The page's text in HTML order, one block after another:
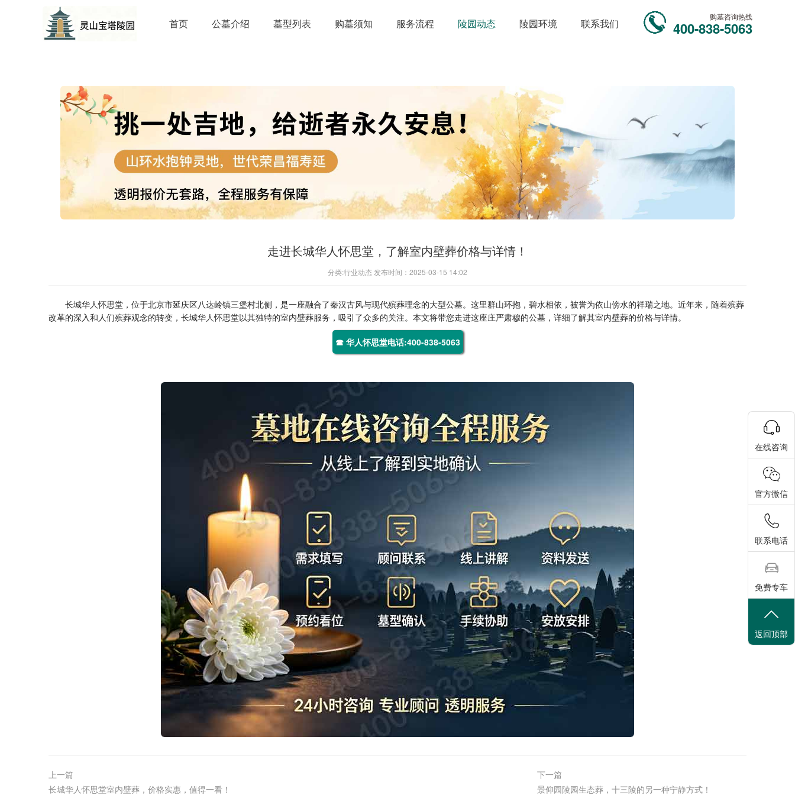
首页 公墓介绍 墓型列表 购墓须知 服务流程 陵园动态 陵园环境 联系我们
购墓咨询热线
400-838-5063
走进长城华人怀思堂，了解室内壁葬价格与详情！
分类:行业动态 发布时间：2025-03-15 14:02
长城华人怀思堂 ，位于北京市延庆区八达岭镇三堡村北侧，是一座融合了秦汉古风与现代殡葬理念的大型公墓。这里群山环抱，碧水相依，被誉为依山傍水的祥瑞之地。近年来，随着殡葬
改革的深入和人们殡葬观念的转变，长城华人怀思堂以其独特的室内壁葬服务，吸引了众多的关注。本文将带您走进这座庄严肃穆的公墓，详细了解其室内壁葬的价格与详情。
☎ 华人怀思堂电话:400-838-5063
上一篇
长城华人怀思堂室内壁葬，价格实惠，值得一看！
下一篇
景仰园陵园生态葬，十三陵的另一种宁静方式！
在线咨询
官方微信
联系电话
免费专车
返回顶部